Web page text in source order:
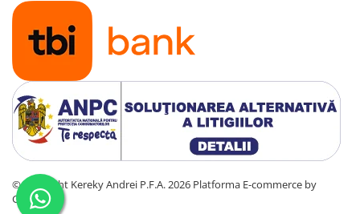
©Copyright Kereky Andrei P.F.A. 2026 Platforma E-commerce by
Gomag